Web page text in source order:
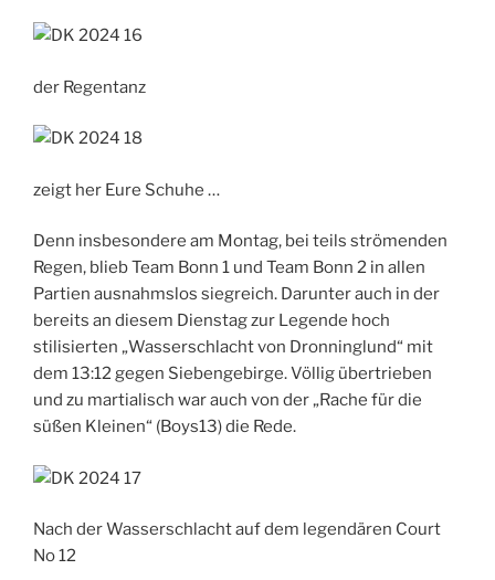
der Regentanz
zeigt her Eure Schuhe …
Denn insbesondere am Montag, bei teils strömenden
Regen, blieb Team Bonn 1 und Team Bonn 2 in allen
Partien ausnahmslos siegreich. Darunter auch in der
bereits an diesem Dienstag zur Legende hoch
stilisierten „Wasserschlacht von Dronninglund“ mit
dem 13:12 gegen Siebengebirge. Völlig übertrieben
und zu martialisch war auch von der „Rache für die
süßen Kleinen“ (Boys13) die Rede.
Nach der Wasserschlacht auf dem legendären Court
No 12